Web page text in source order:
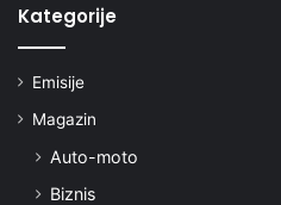
Kategorije
Emisije
Magazin
Auto-moto
Biznis